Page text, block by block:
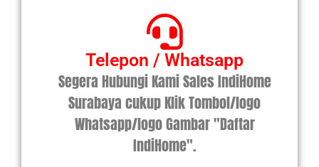
Telepon / Whatsapp
Segera Hubungi Kami Sales IndiHome
Surabaya cukup Klik Tombol/logo
Whatsapp/logo Gambar "Daftar
IndiHome".